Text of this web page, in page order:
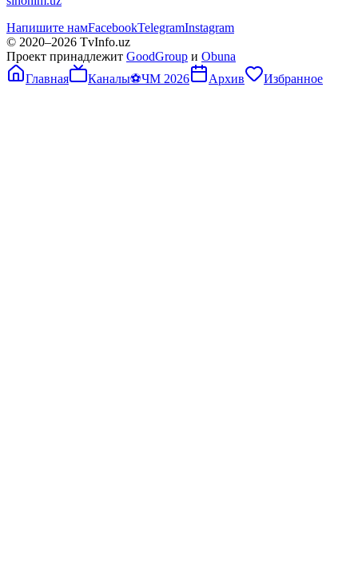
Напишите намFacebookTelegramInstagram
© 2020–2026 TvInfo.uz
Проект принадлежит GoodGroup и Obuna
Главная
Каналы⚽ЧМ 2026 Архив Избранное